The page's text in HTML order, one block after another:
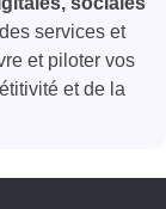
de la
services et
et piloter vos
et de la